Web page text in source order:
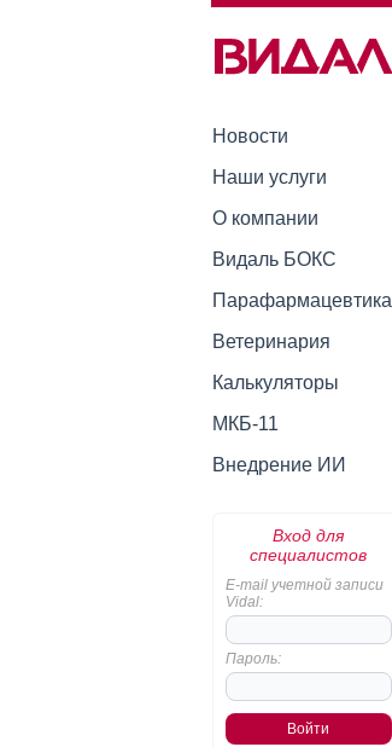
Новости
Наши услуги
О компании
Видаль БОКС
Парафармацевтика
Ветеринария
Калькуляторы
МКБ-11
Внедрение ИИ
Вход для
специалистов
E-mail учетной записи
Vidal:
Пароль: